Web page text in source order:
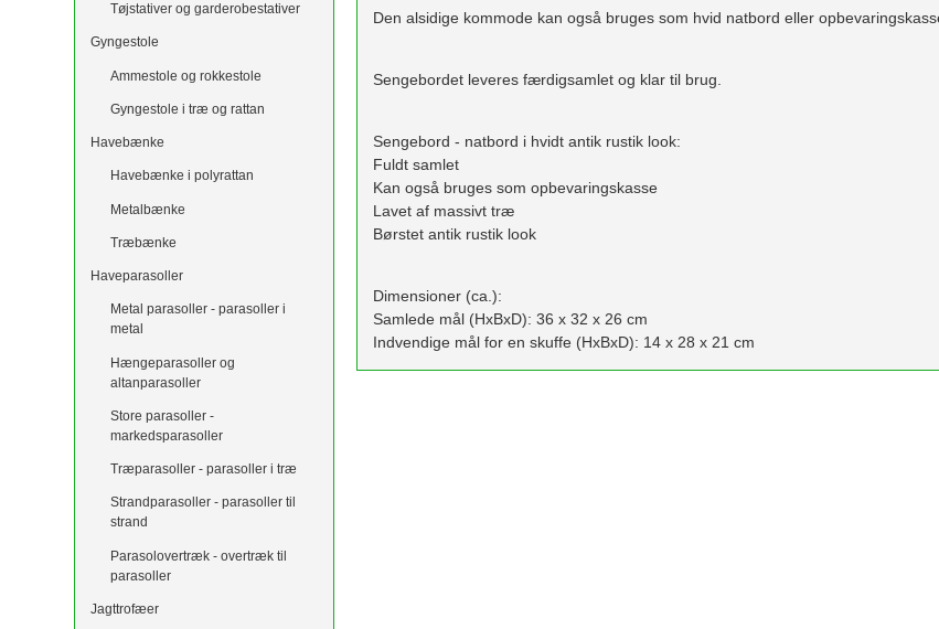
Tøjstativer og garderobestativer
Gyngestole
Ammestole og rokkestole
Gyngestole i træ og rattan
Havebænke
Havebænke i polyrattan
Metalbænke
Træbænke
Haveparasoller
Metal parasoller - parasoller i
metal
Hængeparasoller og
altanparasoller
Store parasoller -
markedsparasoller
Træparasoller - parasoller i træ
Strandparasoller - parasoller til
strand
Parasolovertræk - overtræk til
parasoller
Jagttrofæer
Den alsidige kommode kan også bruges som hvid natbord eller
Sengebordet leveres færdigsamlet og klar til brug.
Sengebord - natbord i hvidt antik rustik look:
Fuldt samlet
Kan også bruges som opbevaringskasse
Lavet af massivt træ
Børstet antik rustik look
Dimensioner (ca.):
Samlede mål (HxBxD): 36 x 32 x 26 cm
Indvendige mål for en skuffe (HxBxD): 14 x 28 x 21 cm